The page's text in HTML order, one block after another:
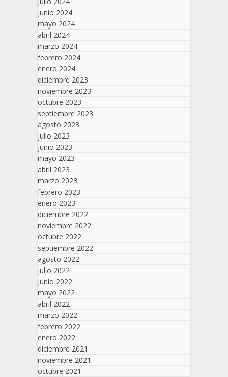
junio 2024
mayo 2024
abril 2024
marzo 2024
febrero 2024
enero 2024
diciembre 2023
noviembre 2023
octubre 2023
septiembre 2023
agosto 2023
julio 2023
junio 2023
mayo 2023
abril 2023
marzo 2023
febrero 2023
enero 2023
diciembre 2022
noviembre 2022
octubre 2022
septiembre 2022
agosto 2022
julio 2022
junio 2022
mayo 2022
abril 2022
marzo 2022
febrero 2022
enero 2022
diciembre 2021
noviembre 2021
octubre 2021